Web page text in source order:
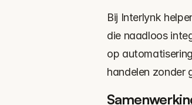
Bij Interlynk
die naadloos
op
handelen zonder